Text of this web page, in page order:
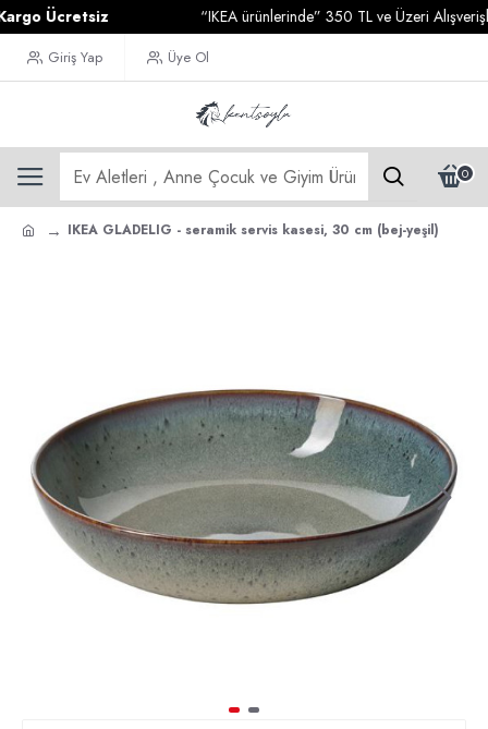
Ücretsiz “IKEA ürünlerinde” 350 TL ve Üzeri
Giriş Yap Üye Ol
0
IKEA GLADELIG - seramik servis kasesi, 30 cm (bej-yeşil)